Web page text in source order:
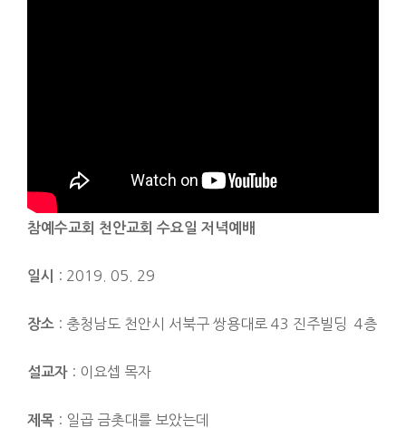
참예수교회 천안교회 수요일 저녁예배
일시 : 2019. 05. 29
장소 : 충청남도 천안시 서북구 쌍용대로 43 진주빌딩 4층
설교자 : 이요셉 목자
제목 : 일곱 금촛대를 보았는데